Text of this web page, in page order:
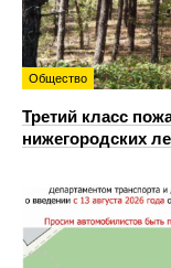
Общество
Третий класс
нижегородских